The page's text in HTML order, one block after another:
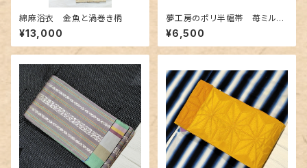
綿麻浴衣 金魚と渦巻き柄
¥13,000
夢工房のポリ半幅帯 苺ミルク
色ボーダー柄
¥6,500